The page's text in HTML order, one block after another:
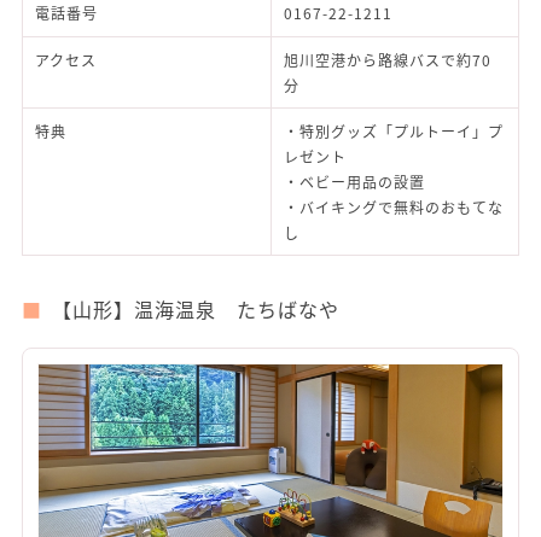
電話番号 0167-22-1211
アクセス
旭川空港から路線バスで約70
分
特典
・特別グッズ「プルトーイ」プ
レゼント
・ベビー用品の設置
・バイキングで無料のおもてな
し
【山形】温海温泉 たちばなや